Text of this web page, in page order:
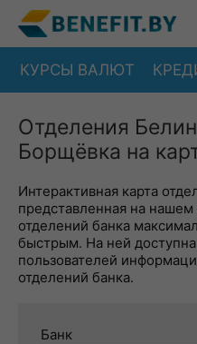
КУРСЫ ВАЛЮТ
Отделения
Борщёвка на
Интерактивная карта
представленная на
отделений банка
быстрым. На ней
пользователей
отделений банка.
Банк